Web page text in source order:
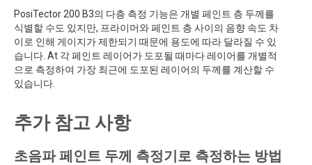
PosiTector 200 B3의 다층 측정 기능은 개별 페인트 층 두께를
식별할 수도 있지만, 프라이머와 페인트 층 사이의 음향 속도 차
이로 인해 게이지가 제한되기 때문에 용도에 따라 달라질 수 있
습니다. At 각 페인트 레이어가 도포될 때마다 레이어를 개별적
으로 측정하여 가장 최근에 도포된 레이어의 두께를 계산할 수
있습니다.
추가 참고 사항
초음파 페인트 두께 측정기로 측정하는 방법